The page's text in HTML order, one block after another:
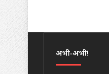
अभी-अभी!